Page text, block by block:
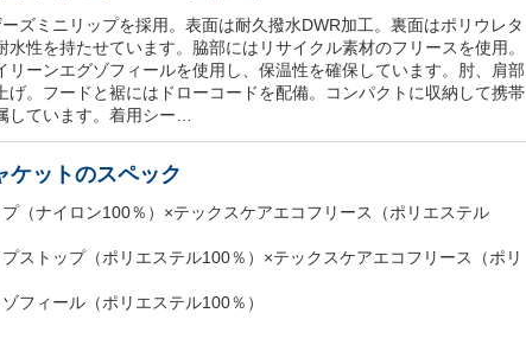
ズミニリップを採用。表面は耐久撥水DWR加工。裏面はポリウレタ
水性を持たせています。脇部にはリサイクル素材のフリースを使用。
リーンエグゾフィールを使用し、保温性を確保しています。肘、肩部
げ。フードと裾にはドローコードを配備。コンパクトに収納して携帯
しています。着用シー…
ケットのスペック
（ナイロン100％）×テックスケアエコフリース（ポリエステル
ストップ（ポリエステル100％）×テックスケアエコフリース（ポリ
フィール（ポリエステル100％）